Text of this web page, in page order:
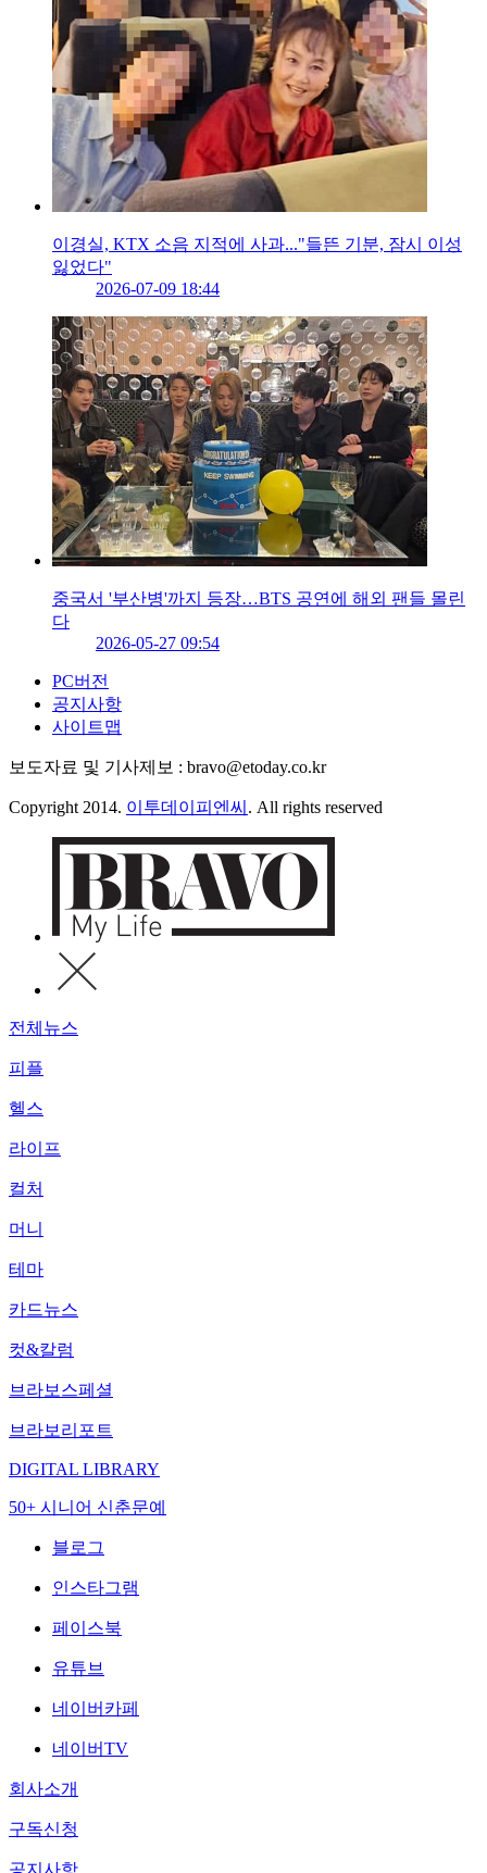
이경실, KTX 소음 지적에 사과..."들뜬 기분, 잠시 이성
잃었다"
2026-07-09 18:44
중국서 '부산병'까지 등장…BTS 공연에 해외 팬들 몰린
다
2026-05-27 09:54
PC버전
공지사항
사이트맵
보도자료 및 기사제보 : bravo@etoday.co.kr
Copyright 2014. 이투데이피엔씨 . All rights reserved
전체뉴스
피플
헬스
라이프
컬처
머니
테마
카드뉴스
컷&칼럼
브라보스페셜
브라보리포트
DIGITAL LIBRARY
50+ 시니어 신춘문예
블로그
인스타그램
페이스북
유튜브
네이버카페
네이버TV
회사소개
구독신청